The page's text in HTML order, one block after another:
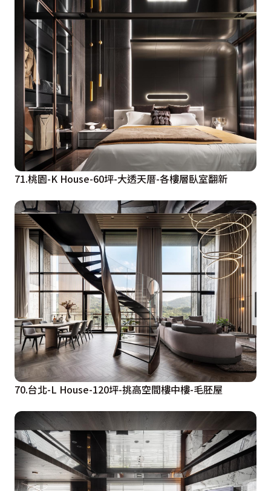
71.桃園-K House-60坪-大透天厝-各樓層臥室翻新
70.台北-L House-120坪-挑高空間樓中樓-毛胚屋